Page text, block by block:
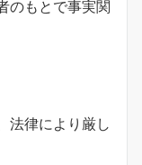
のもとで事実関
法律により厳し